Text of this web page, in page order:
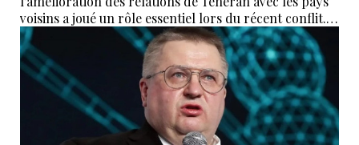
voisins a joué un rôle essentiel lors du récent conflit.
Selon lui, les États de la région auraient empêché des
tentatives d’infiltration et de troubles aux frontières
nord-ouest et sud-est de l’Iran.